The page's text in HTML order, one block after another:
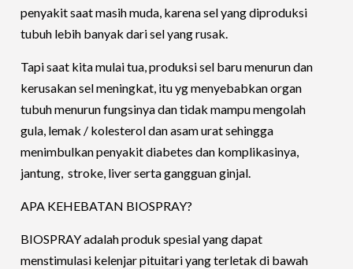
penyakit saat masih muda, karena sel yang diproduksi
tubuh lebih banyak dari sel yang rusak.
Tapi saat kita mulai tua, produksi sel baru menurun dan
kerusakan sel meningkat, itu yg menyebabkan organ
tubuh menurun fungsinya dan tidak mampu mengolah
gula, lemak / kolesterol dan asam urat sehingga
menimbulkan penyakit diabetes dan komplikasinya,
jantung, stroke, liver serta gangguan ginjal.
APA KEHEBATAN BIOSPRAY?
BIOSPRAY adalah produk spesial yang dapat
menstimulasi kelenjar pituitari yang terletak di bawah